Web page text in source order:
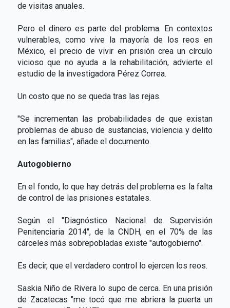
de visitas anuales.
Pero el dinero es parte del problema. En contextos
vulnerables, como vive la mayoría de los reos en
México, el precio de vivir en prisión crea un círculo
vicioso que no ayuda a la rehabilitación, advierte el
estudio de la investigadora Pérez Correa.
Un costo que no se queda tras las rejas.
"Se incrementan las probabilidades de que existan
problemas de abuso de sustancias, violencia y delito
en las familias", añade el documento.
Autogobierno
En el fondo, lo que hay detrás del problema es la falta
de control de las prisiones estatales.
Según el "Diagnóstico Nacional de Supervisión
Penitenciaria 2014", de la CNDH, en el 70% de las
cárceles más sobrepobladas existe "autogobierno".
Es decir, que el verdadero control lo ejercen los reos.
Saskia Niño de Rivera lo supo de cerca. En una prisión
de Zacatecas "me tocó que me abriera la puerta un